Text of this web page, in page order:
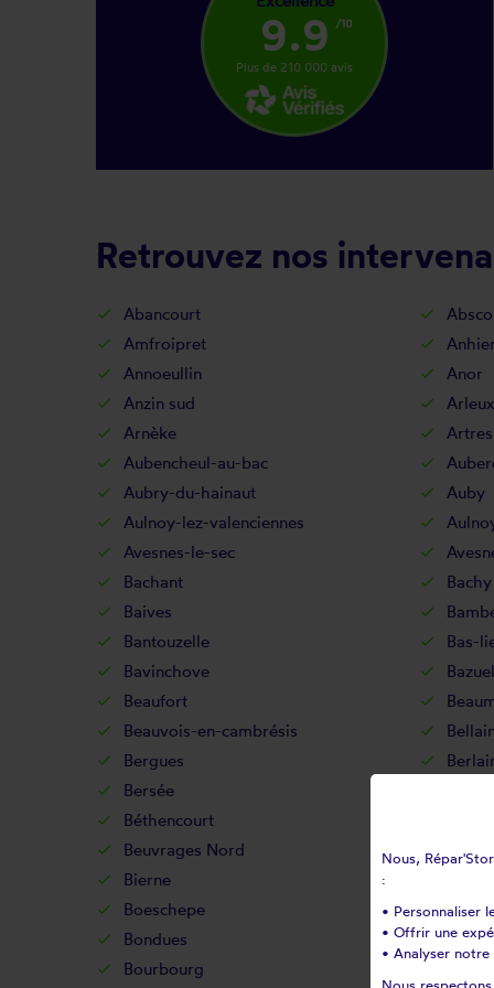
9.9 /10
Plus de 210 000 avis
Retrouvez nos
Abancourt
Amfroipret
Annoeullin
Anor
Anzin sud
Arleux
Arnèke
Artres
Aubencheul-au-bac
Aubry-du-hainaut
Auby
Aulnoy-lez-valenciennes
Avesnes-le-sec
Bachant
Bachy
Baives
Bantouzelle
Bas-
Bavinchove
Bazuel
Beaufort
Beauvois-en-cambrésis
Bergues
Bersée
Béthencourt
Beuvrages Nord
Bierne
Boeschepe
Bondues
Borre
Bourbourg
Nous,
:
• Personnaliser
• Offrir une
• Analyser notre